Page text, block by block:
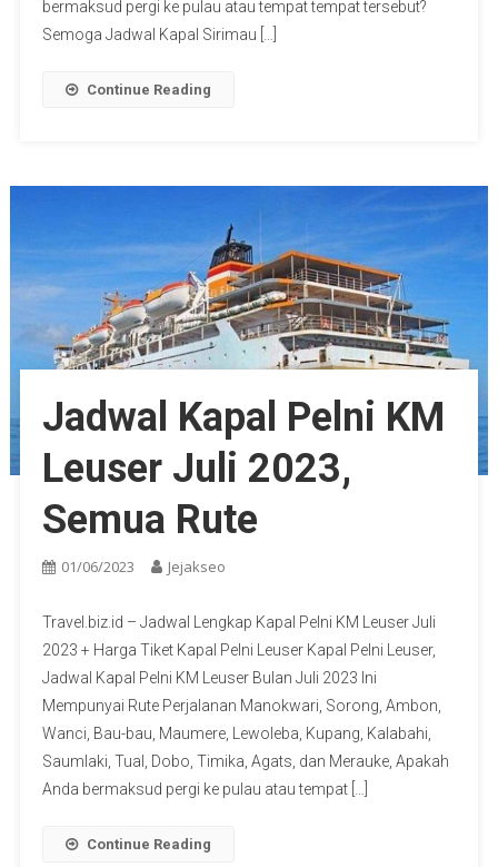
bermaksud pergi ke pulau atau tempat tempat tersebut?
Semoga Jadwal Kapal Sirimau […]
Continue Reading
Jadwal Kapal Pelni KM
Leuser Juli 2023,
Semua Rute
01/06/2023 Jejakseo
Travel.biz.id – Jadwal Lengkap Kapal Pelni KM Leuser Juli
2023 + Harga Tiket Kapal Pelni Leuser Kapal Pelni Leuser,
Jadwal Kapal Pelni KM Leuser Bulan Juli 2023 Ini
Mempunyai Rute Perjalanan Manokwari, Sorong, Ambon,
Wanci, Bau-bau, Maumere, Lewoleba, Kupang, Kalabahi,
Saumlaki, Tual, Dobo, Timika, Agats, dan Merauke, Apakah
Anda bermaksud pergi ke pulau atau tempat […]
Continue Reading